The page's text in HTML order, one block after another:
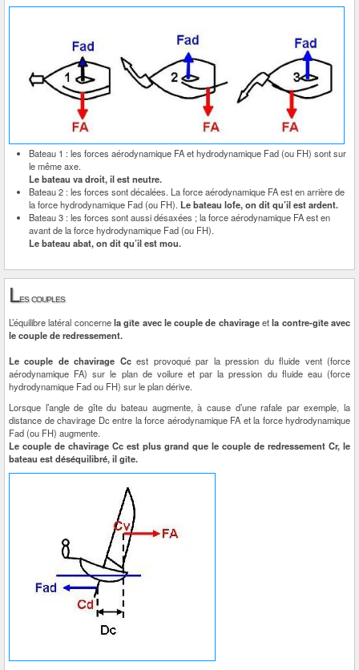
Bateau 1 : les forces aérodynamique FA et hydrodynamique Fad (ou FH) sont sur
le même axe.
Le bateau va droit, il est neutre.
Bateau 2 : les forces sont décalées. La force aérodynamique FA est en arrière de
la force hydrodynamique Fad (ou FH). Le bateau lofe, on dit qu’il est ardent.
Bateau 3 : les forces sont aussi désaxées ; la force aérodynamique FA est en
avant de la force hydrodynamique Fad (ou FH).
Le bateau abat, on dit qu’il est mou.
Les couples
L’équilibre latéral concernela gîte avec le couple de chavirageetla contre-gîte avec
le couple de redressement.
Le couple de chavirage Ccest provoqué par la pression du fluide vent (force
aérodynamique FA) sur le plan de voilure et par la pression du fluide eau (force
hydrodynamique Fad ou FH) sur le plan dérive.
Lorsque l’angle de gîte du bateau augmente, à cause d’une rafale par exemple, la
distance de chavirage Dc entre la force aérodynamique FA et la force hydrodynamique
Fad (ou FH) augmente.
Le couple de chavirage Cc est plus grand que le couple de redressement Cr, le
bateau est déséquilibré, il gîte.